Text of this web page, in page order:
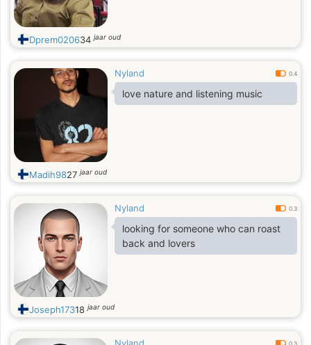
Dprem020634jaar oud
Nyland 0.4
love nature and listening music
Madih9827jaar oud
Nyland 0.3
looking for someone who can roast
back and lovers
Joseph17318jaar oud